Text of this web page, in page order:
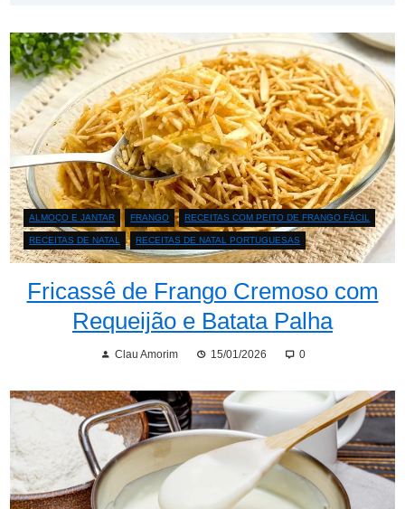
ALMOÇO E JANTAR FRANGO RECEITAS COM PEITO DE FRANGO FÁCIL
RECEITAS DE NATAL RECEITAS DE NATAL PORTUGUESAS
Fricassê de Frango Cremoso com
Requeijão e Batata Palha
Clau Amorim 15/01/2026 0